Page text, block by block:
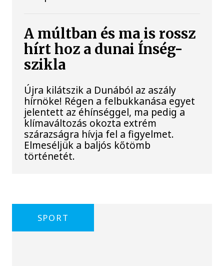
A múltban és ma is rossz
hírt hoz a dunai Ínség-
szikla
Újra kilátszik a Dunából az aszály
hírnöke! Régen a felbukkanása egyet
jelentett az éhínséggel, ma pedig a
klímaváltozás okozta extrém
szárazságra hívja fel a figyelmet.
Elmeséljük a baljós kőtömb
történetét.
SPORT